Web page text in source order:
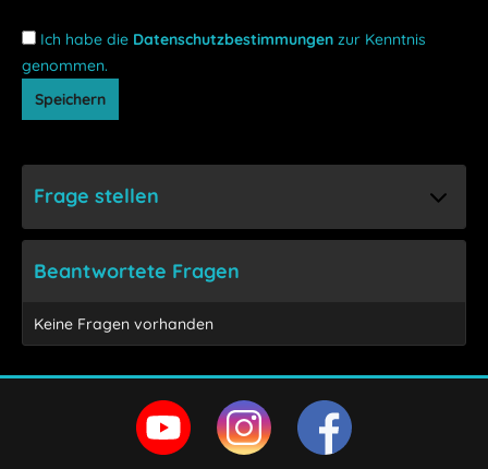
Ich habe die Datenschutzbestimmungen zur Kenntnis
genommen.
Speichern
Frage stellen
Beantwortete Fragen
Keine Fragen vorhanden